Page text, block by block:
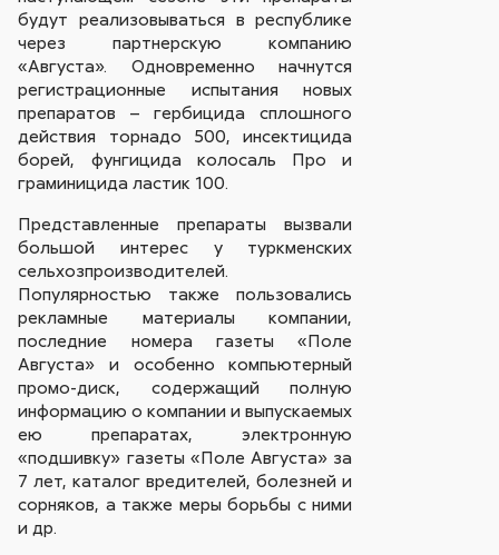
будут реализовываться в республике
через партнерскую компанию
«Августа». Одновременно начнутся
регистрационные испытания новых
препаратов – гербицида сплошного
действия торнадо 500, инсектицида
борей, фунгицида колосаль Про и
граминицида ластик 100.
Представленные препараты вызвали
большой интерес у туркменских
сельхозпроизводителей.
Популярностью также пользовались
рекламные материалы компании,
последние номера газеты «Поле
Августа» и особенно компьютерный
промо-диск, содержащий полную
информацию о компании и выпускаемых
ею препаратах, электронную
«подшивку» газеты «Поле Августа» за
7 лет, каталог вредителей, болезней и
сорняков, а также меры борьбы с ними
и др.